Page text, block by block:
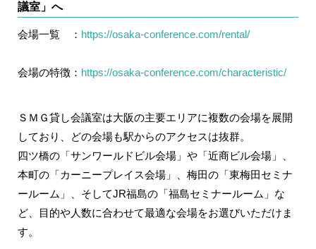
議室」へ
会場一覧 ： https://osaka-conference.com/rental/
会場の特徴： https://osaka-conference.com/characteristic/
ＳＭＧ貸し会議室は大阪の主要エリアに複数の会場を展開
しており、どの会場も駅からのアクセスは抜群。
四ツ橋の「サンワールドビル会場」や 「近商ビル会場」
本町の 「カーニープレイス会場」 、梅田の 「東梅田セミナ
ールーム」
、そしてJR福島の 「福島セミナールーム」な
ど、目的や人数に合わせて最適な会場をお選びいただけま
す。